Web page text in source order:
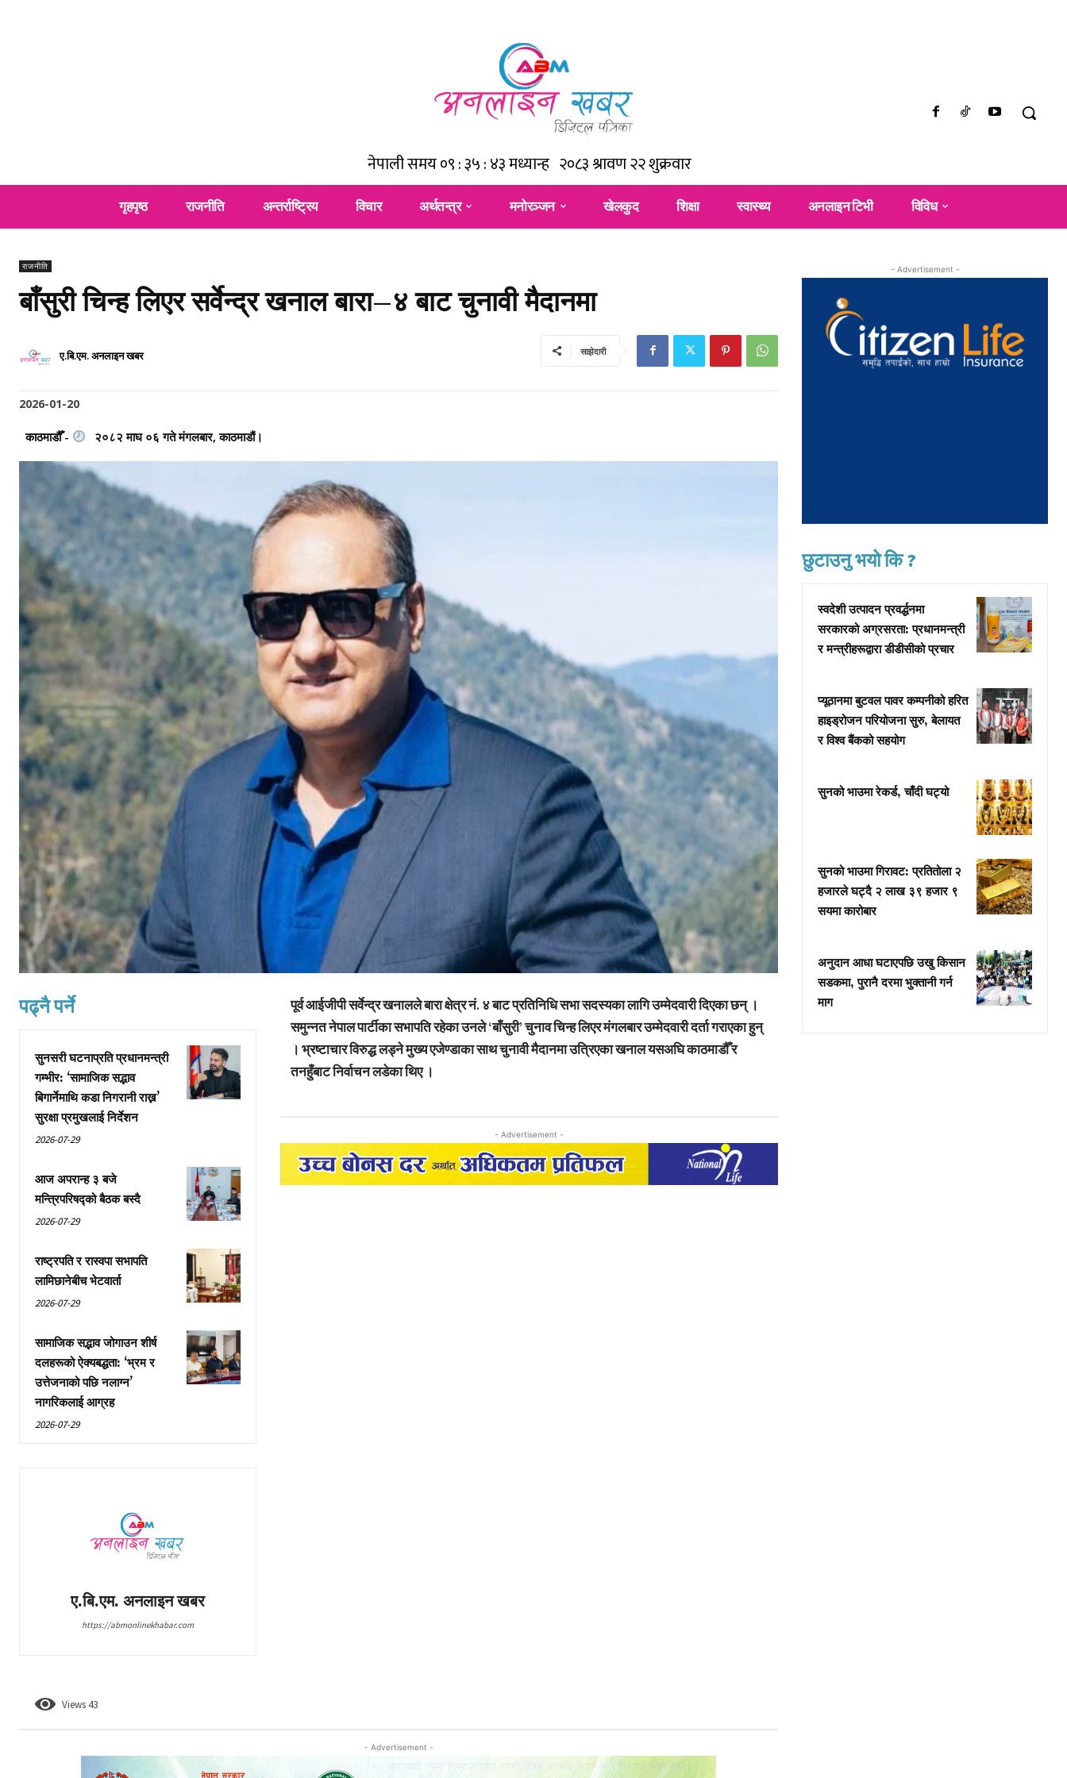
गृहपृष्ठ राजनीति अन्तर्राष्ट्रिय विचार अर्थतन्त्र मनोरञ्जन खेलकुद शिक्षा स्वास्थ्य अनलाइन टिभी विविध
राजनीति
बाँसुरी चिन्ह लिएर सर्वेन्द्र खनाल बारा–४ बाट चुनावी मैदानमा
ए.बि.एम. अनलाइन खबर साझेदारी
2026-01-20
काठमाडौँ - २०८२ माघ ०६ गते मंगलबार, काठमाडौं।
पढ्नै पर्ने
सुनसरी घटनाप्रति प्रधानमन्त्री
गम्भीर: ‘सामाजिक सद्भाव
बिगार्नेमाथि कडा निगरानी राख्न’
सुरक्षा प्रमुखलाई निर्देशन
2026-07-29
आज अपरान्ह ३ बजे
मन्त्रिपरिषद्को बैठक बस्दै
2026-07-29
राष्ट्रपति र रास्वपा सभापति
लामिछानेबीच भेटवार्ता
2026-07-29
सामाजिक सद्भाव जोगाउन शीर्ष
दलहरूको ऐक्यबद्धता: ‘भ्रम र
उत्तेजनाको पछि नलाग्न’
नागरिकलाई आग्रह
2026-07-29
ए.बि.एम. अनलाइन खबर
https://abmonlinekhabar.com
पूर्व आईजीपी सर्वेन्द्र खनालले बारा क्षेत्र नं. ४ बाट प्रतिनिधि सभा सदस्यका लागि उम्मेदवारी दिएका छन् ।
समुन्नत नेपाल पार्टीका सभापति रहेका उनले ‘बाँसुरी’ चुनाव चिन्ह लिएर मंगलबार उम्मेदवारी दर्ता गराएका हुन्
। भ्रष्टाचार विरुद्ध लड्ने मुख्य एजेण्डाका साथ चुनावी मैदानमा उत्रिएका खनाल यसअघि काठमाडौँ र
तनहुँबाट निर्वाचन लडेका थिए ।
- Advertisement -
Views 43
- Advertisement -
- Advertisement -
छुटाउनु भयो कि ?
स्वदेशी उत्पादन प्रवर्द्धनमा
सरकारको अग्रसरता: प्रधानमन्त्री
र मन्त्रीहरूद्वारा डीडीसीको प्रचार
प्यूठानमा बुटवल पावर कम्पनीको हरित
हाइड्रोजन परियोजना सुरु, बेलायत
र विश्व बैंकको सहयोग
सुनको भाउमा रेकर्ड, चाँदी घट्यो
सुनको भाउमा गिरावट: प्रतितोला २
हजारले घट्दै २ लाख ३९ हजार ९
सयमा कारोबार
अनुदान आधा घटाएपछि उखु किसान
सडकमा, पुरानै दरमा भुक्तानी गर्न
माग